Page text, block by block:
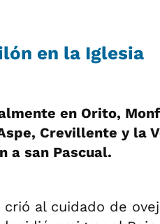
en la Iglesia
en Orito,
Crevillente y la
a san Pascual.
al cuidado de